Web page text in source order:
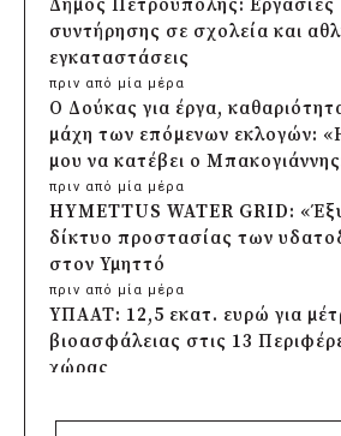
Δήμος Πετρούπολης: Εργασίες
συντήρησης σε σχολεία και
εγκαταστάσεις
πριν από μία μέρα
Ο Δούκας για έργα,
μάχη των επόμενων εκλογών:
μου να κατέβει ο
πριν από μία μέρα
HYMETTUS WATER GRID:
δίκτυο προστασίας των
στον Υμηττό
πριν από μία μέρα
ΥΠΑΑΤ: 12,5 εκατ. ευρώ για
βιοασφάλειας στις 13
χώρας
Πρέσπεια 2026: Έξι ημέρες